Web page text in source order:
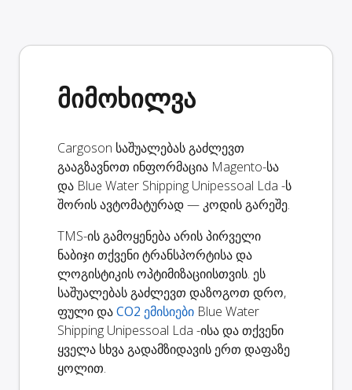
მიმოხილვა
Cargoson საშუალებას გაძლევთ
გააგზავნოთ ინფორმაცია Magento-სა
და Blue Water Shipping Unipessoal Lda -ს
შორის ავტომატურად — კოდის გარეშე.
TMS-ის გამოყენება არის პირველი
ნაბიჯი თქვენი ტრანსპორტისა და
ლოგისტიკის ოპტიმიზაციისთვის. ეს
საშუალებას გაძლევთ დაზოგოთ დრო,
ფული დაCO2 ემისიები Blue Water
Shipping Unipessoal Lda -ისა და თქვენი
ყველა სხვა გადამზიდავის ერთ დაფაზე
ყოლით.